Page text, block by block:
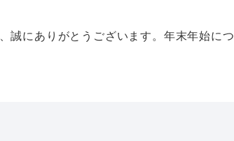
誠にありがとうございます。年末年始につ